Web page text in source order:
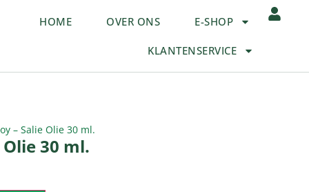
HOME OVER ONS E-SHOP
KLANTENSERVICE
– Salie Olie 30 ml.
Olie 30 ml.